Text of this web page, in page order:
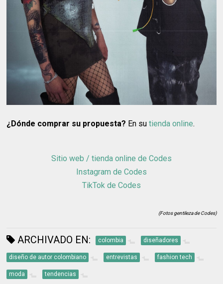
¿Dónde comprar su propuesta? En sutienda online.
Sitio web / tienda online de Codes
Instagram de Codes
TikTok de Codes
(Fotos gentileza de Codes)
ARCHIVADO EN: colombia diseñadores
diseño de autor colombiano entrevistas fashion tech
moda tendencias